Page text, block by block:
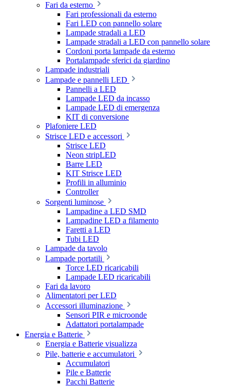
Fari da esterno
Fari professionali da esterno
Fari LED con pannello solare
Lampade stradali a LED
Lampade stradali a LED con pannello solare
Cordoni porta lampade da esterno
Portalampade sferici da giardino
Lampade industriali
Lampade e pannelli LED
Pannelli a LED
Lampade LED da incasso
Lampade LED di emergenza
KIT di conversione
Plafoniere LED
Strisce LED e accessori
Strisce LED
Neon stripLED
Barre LED
KIT Strisce LED
Profili in alluminio
Controller
Sorgenti luminose
Lampadine a LED SMD
Lampadine LED a filamento
Faretti a LED
Tubi LED
Lampade da tavolo
Lampade portatili
Torce LED ricaricabili
Lampade LED ricaricabili
Fari da lavoro
Alimentatori per LED
Accessori illuminazione
Sensori PIR e microonde
Adattatori portalampade
Energia e Batterie
Energia e Batterie visualizza
Pile, batterie e accumulatori
Accumulatori
Pile e Batterie
Pacchi Batterie